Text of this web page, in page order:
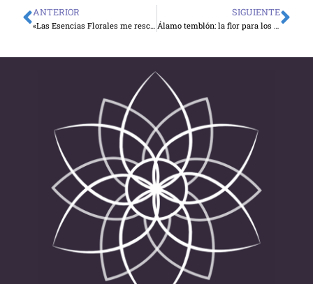
Ant
ANTERIOR
«Las Esencias Florales me rescataron para sanarme»
SIGUIENTE
Álamo temblón: la flor para los miedos desconocidos